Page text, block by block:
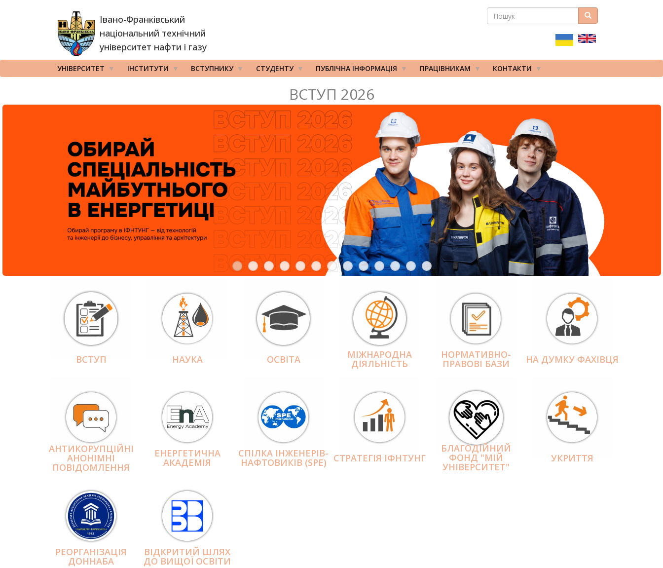
Івано-Франківський
національний технічний
університет нафти і газу
ПОШУКОВА
ПОШУК Пошук
УНІВЕРСИТЕТ ІНСТИТУТИ ВСТУПНИКУ СТУДЕНТУ ПУБЛІЧНА ІНФОРМАЦІЯ ПРАЦІВНИКАМ КОНТАКТИ
ВСТУП 2026
ВСТУП НАУКА ОСВІТА МІЖНАРОДНА
ДІЯЛЬНІCТЬ
НОРМАТИВНО-
ПРАВОВІ БАЗИ НА ДУМКУ ФАХІВЦЯ
АНТИКОРУПЦІЙНІ
АНОНІМНІ
ПОВІДОМЛЕННЯ
ЕНЕРГЕТИЧНА
АКАДЕМІЯ
СПІЛКА ІНЖЕНЕРІВ-
НАФТОВИКІВ (SPE) СТРАТЕГІЯ ІФНТУНГ
БЛАГОДІЙНИЙ
ФОНД "МІЙ
УНІВЕРСИТЕТ"
УКРИТТЯ
РЕОРГАНІЗАЦІЯ
ДОННАБА
ВІДКРИТИЙ ШЛЯХ
ДО ВИЩОЇ ОСВІТИ